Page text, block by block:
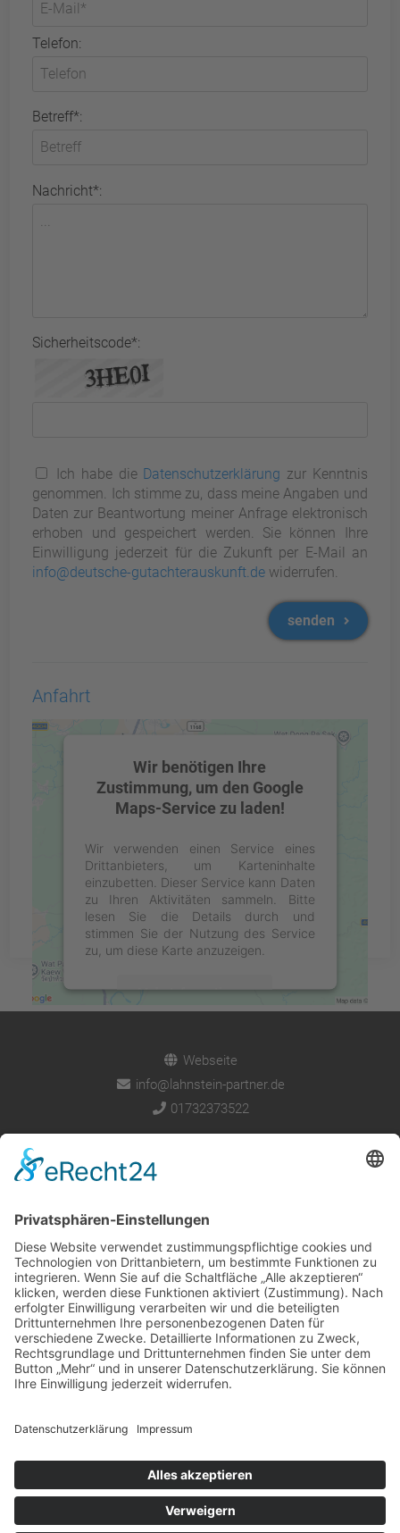
Telefon:
Betreff*:
Nachricht*:
Sicherheitscode*:
Ich habe die Datenschutzerklärung zur Kenntnis
genommen. Ich stimme zu, dass meine Angaben und
Daten zur Beantwortung meiner Anfrage elektronisch
erhoben und gespeichert werden. Sie können Ihre
Einwilligung jederzeit für die Zukunft per E-Mail an
info@deutsche-gutachterauskunft.de widerrufen.
senden
Anfahrt
Wir benötigen Ihre
Zustimmung, um den Google
Maps-Service zu laden!
Wir verwenden einen Service eines
Drittanbieters, um Karteninhalte
einzubetten. Dieser Service kann Daten
zu Ihren Aktivitäten sammeln. Bitte
lesen Sie die Details durch und
stimmen Sie der Nutzung des Service
zu, um diese Karte anzuzeigen.
Mehr Informationen
powered by
Management Platform& eRecht24
Webseite
info@lahnstein-partner.de
01732373522
Cookie-Einstellungen